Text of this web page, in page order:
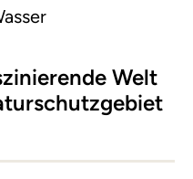
Welt